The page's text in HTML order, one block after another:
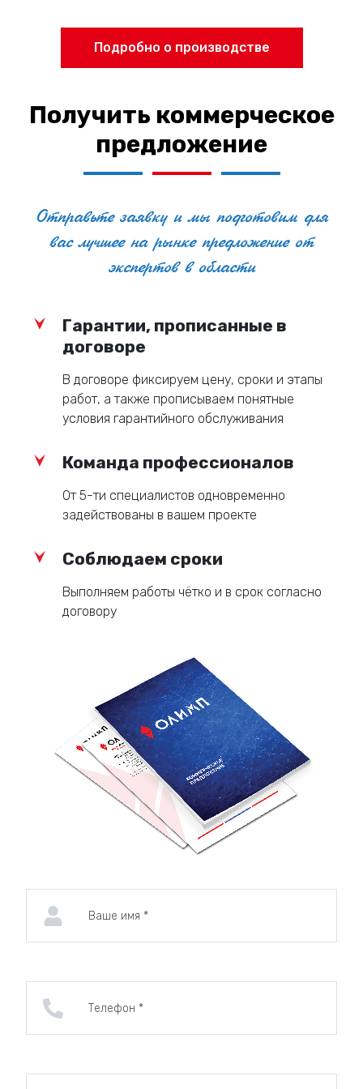
Подробно о производстве
Получить коммерческое
предложение
Отправьте заявку и мы подготовим для
вас лучшее на рынке предложение от
экспертов в области
Гарантии, прописанные в
договоре
В договоре фиксируем цену, сроки и этапы
работ, а также прописываем понятные
условия гарантийного обслуживания
Команда профессионалов
От 5-ти специалистов одновременно
задействованы в вашем проекте
Соблюдаем сроки
Выполняем работы чётко и в срок согласно
договору